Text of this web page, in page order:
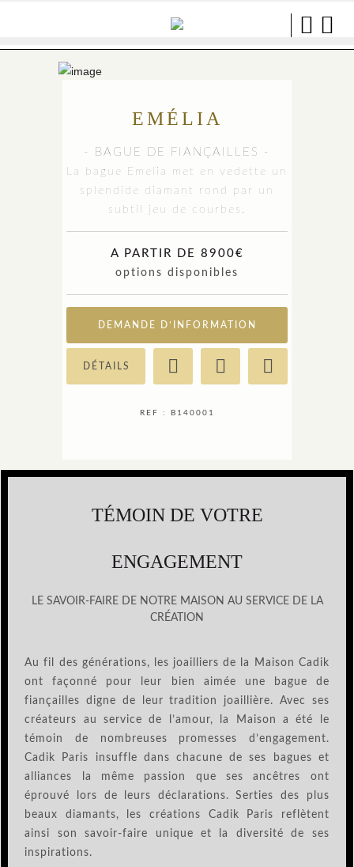
EMÉLIA
- BAGUE DE FIANÇAILLES -
La bague Emelia met en vedette un
splendide diamant rond par un
subtil jeu de courbes.
A PARTIR DE 8900€
options disponibles
DEMANDE D’INFORMATION
DÉTAILS
REF : B140001
TÉMOIN DE VOTRE
ENGAGEMENT
LE SAVOIR-FAIRE DE NOTRE MAISON AU SERVICE DE LA
CRÉATION
Au fil des générations, les joailliers de la Maison Cadik
ont façonné pour leur bien aimée une bague de
fiançailles digne de leur tradition joaillière. Avec ses
créateurs au service de l’amour, la Maison a été le
témoin de nombreuses promesses d’engagement.
Cadik Paris insuffle dans chacune de ses bagues et
alliances la même passion que ses ancêtres ont
éprouvé lors de leurs déclarations. Serties des plus
beaux diamants, les créations Cadik Paris reflètent
ainsi son savoir-faire unique et la diversité de ses
inspirations.